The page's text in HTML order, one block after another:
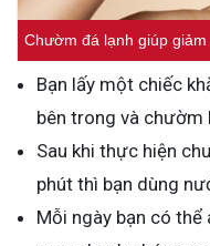
Chườm đá lạnh giúp
Bạn lấy một chiếc
bên trong và chườm
Sau khi thực hiện
phút thì bạn dùng
Mỗi ngày bạn có thể